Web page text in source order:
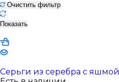
Очистить фильтр
Показать
Серьги из серебра с яшмой